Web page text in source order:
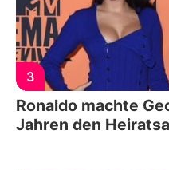
3
Ronaldo machte
Jahren den